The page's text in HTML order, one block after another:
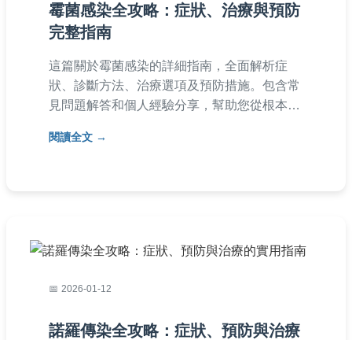
霉菌感染全攻略：症狀、治療與預防
完整指南
這篇關於霉菌感染的詳細指南，全面解析症
狀、診斷方法、治療選項及預防措施。包含常
見問題解答和個人經驗分享，幫助您從根本解
閱讀全文
2026-01-12
諾羅傳染全攻略：症狀、預防與治療